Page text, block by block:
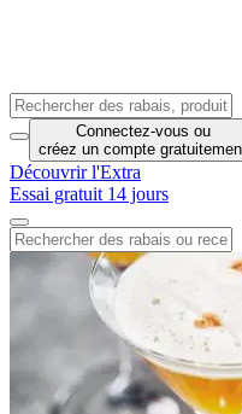
Connectez-vous ou
créez un compte
Découvrir l'Extra
Essai gratuit 14 jours